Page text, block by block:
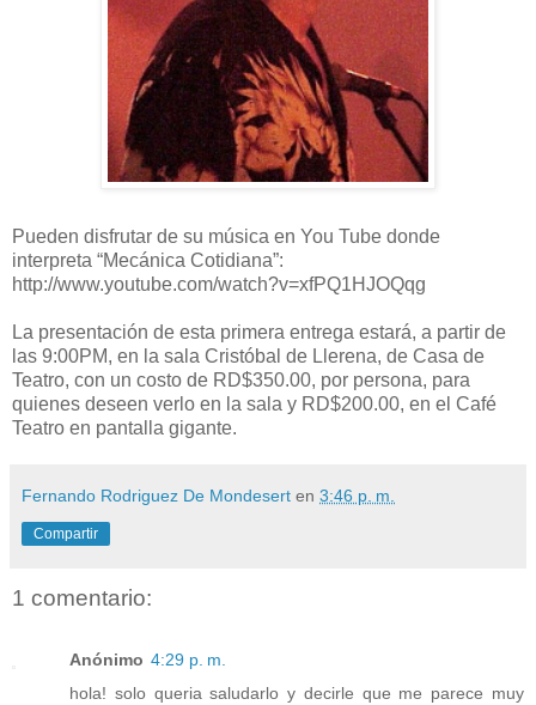
Pueden disfrutar de su música en You Tube donde
interpreta “Mecánica Cotidiana”:
http://www.youtube.com/watch?v=xfPQ1HJOQqg
La presentación de esta primera entrega estará, a partir de
las 9:00PM, en la sala Cristóbal de Llerena, de Casa de
Teatro, con un costo de RD$350.00, por persona, para
quienes deseen verlo en la sala y RD$200.00, en el Café
Teatro en pantalla gigante.
Fernando Rodriguez De Mondesert en 3:46 p. m.
Compartir
1 comentario:
Anónimo 4:29 p. m.
hola! solo queria saludarlo y decirle que me parece muy